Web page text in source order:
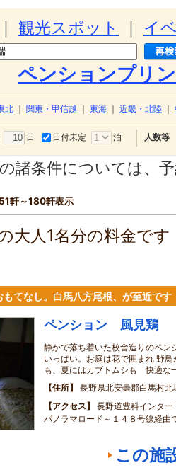
観光スポット イ
ペンションプリ
北 関東・甲信越 東海 近畿・北陸
日 日付未定 泊 人数等
諸条件については、
軒～180軒表示
大人1名分の料金で
てなし。白馬八方尾根、が至近です
ペンション 風見鶏
静かで落ち着いた校舎造りのペン
いっぱい。お庭は花で囲まれ 野
も、夏にはカブトムシも 快適な
住所
長野県北安曇郡白馬村北
アクセス
長野道豊科インタ
パノラマロード～１４８号線経由
この施